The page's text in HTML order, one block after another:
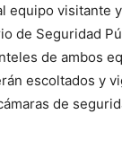
equipo visitante
de Seguridad
de ambos
escoltados y
de